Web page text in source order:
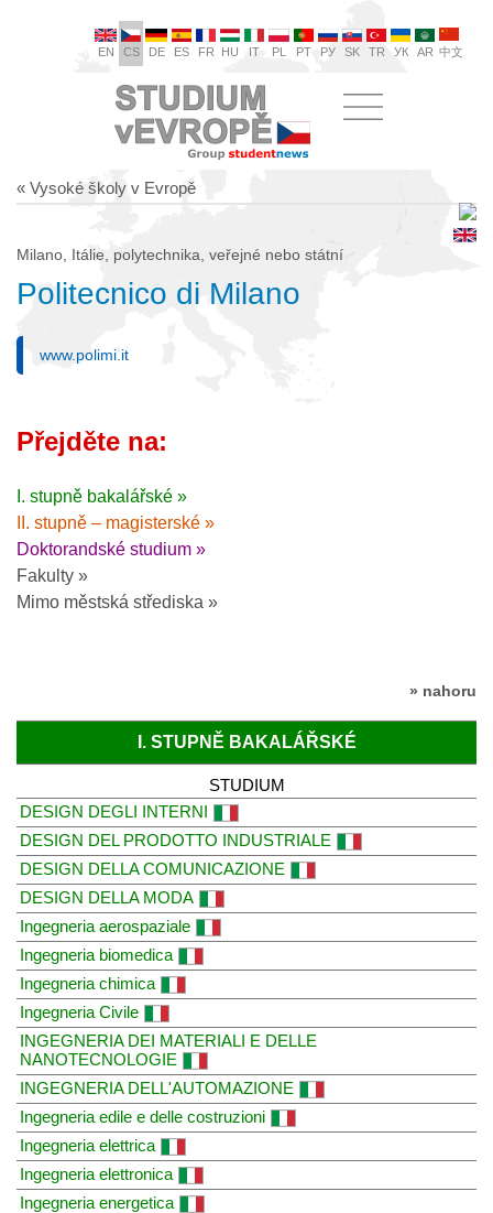
EN CS DE ES FR HU IT PL PT РУ SK TR УК AR 中文
« Vysoké školy v Evropě
Milano, Itálie, polytechnika, veřejné nebo státní
Politecnico di Milano
www.polimi.it
Přejděte na:
I. stupně bakalářské »
II. stupně – magisterské »
Doktorandské studium »
Fakulty »
Mimo městská střediska »
» nahoru
I. STUPNĚ BAKALÁŘSKÉ
STUDIUM
DESIGN DEGLI INTERNI
DESIGN DEL PRODOTTO INDUSTRIALE
DESIGN DELLA COMUNICAZIONE
DESIGN DELLA MODA
Ingegneria aerospaziale
Ingegneria biomedica
Ingegneria chimica
Ingegneria Civile
INGEGNERIA DEI MATERIALI E DELLE
NANOTECNOLOGIE
INGEGNERIA DELL'AUTOMAZIONE
Ingegneria edile e delle costruzioni
Ingegneria elettrica
Ingegneria elettronica
Ingegneria energetica